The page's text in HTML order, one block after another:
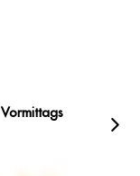
Vormittags